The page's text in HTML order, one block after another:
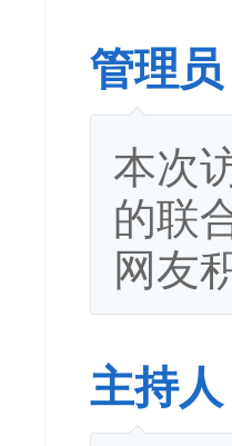
管理
本次
的联
网友
主持